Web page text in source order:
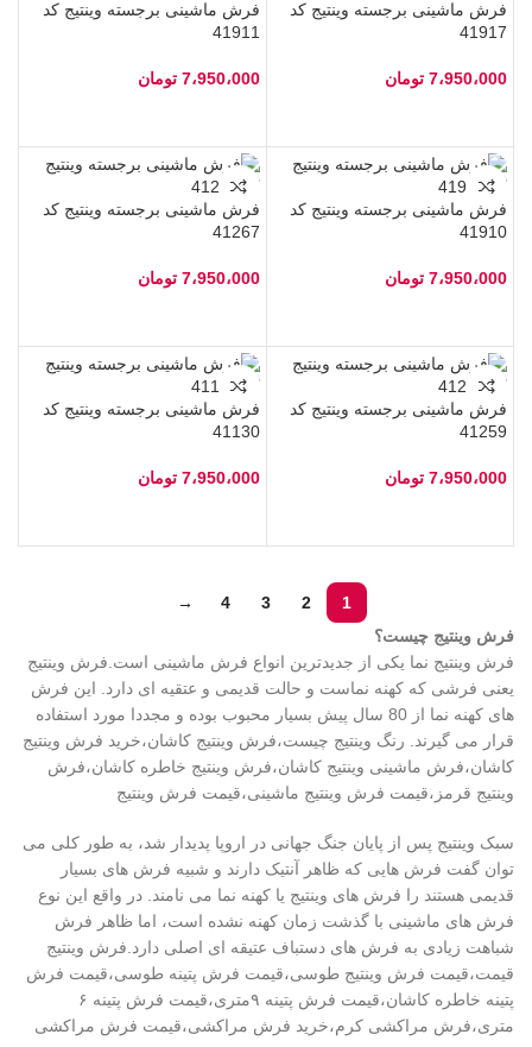
فرش ماشینی برجسته وینتیج کد
41917
7،950،000 تومان
فرش ماشینی برجسته وینتیج کد
41911
7،950،000 تومان
فرش ماشینی برجسته وینتیج کد
41910
7،950،000 تومان
فرش ماشینی برجسته وینتیج کد
41267
7،950،000 تومان
فرش ماشینی برجسته وینتیج کد
41259
7،950،000 تومان
فرش ماشینی برجسته وینتیج کد
41130
7،950،000 تومان
1
2
3
4
→
فرش وینتیج چیست؟
فرش وینتیج نما یکی از جدیدترین انواع فرش ماشینی است.فرش وینتیج
یعنی فرشی که کهنه نماست و حالت قدیمی و عتقیه ای دارد. این فرش
های کهنه نما از 80 سال پیش بسیار محبوب بوده و مجددا مورد استفاده
قرار می گیرند. رنگ وینتیج چیست،فرش وینتیج کاشان،خرید فرش وینتیج
کاشان،فرش ماشینی وینتیج کاشان،فرش وینتیج خاطره کاشان،فرش
وینتیج قرمز،قیمت فرش وینتیج ماشینی،قیمت فرش وینتیج
سبک وینتیج پس از پایان جنگ جهانی در اروپا پدیدار شد، به طور کلی می
توان گفت فرش هایی که ظاهر آنتیک دارند و شبیه فرش های بسیار
قدیمی هستند را فرش های وینتیج یا کهنه نما می نامند. در واقع این نوع
فرش های ماشینی با گذشت زمان کهنه نشده است، اما ظاهر فرش
شباهت زیادی به فرش های دستباف عتیقه ای اصلی دارد.فرش وینتیج
قیمت،قیمت فرش وینتیج طوسی،قیمت فرش پتینه طوسی،قیمت فرش
پتینه خاطره کاشان،قیمت فرش پتینه ۹متری،قیمت فرش پتینه ۶
متری،فرش مراکشی کرم،خرید فرش مراکشی،قیمت فرش مراکشی